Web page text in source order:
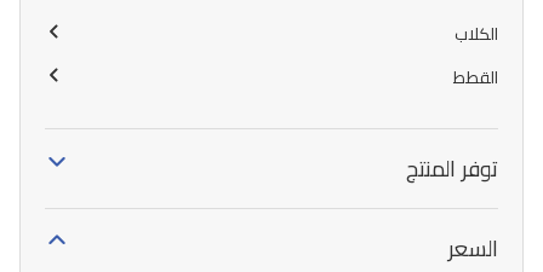
الكلاب
القطط
توفر المنتج
السعر